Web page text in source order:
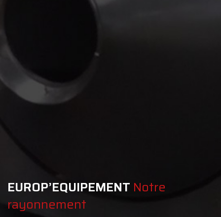
EUROP’EQUIPEMENT Notre
rayonnement